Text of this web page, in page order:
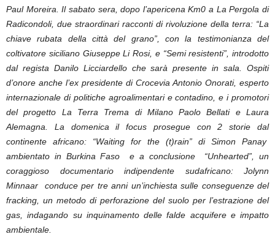
Paul Moreira. Il sabato sera, dopo l’apericena Km0 a La Pergola di
Radicondoli, due straordinari racconti di rivoluzione della terra: “La
chiave rubata della città del grano”, con la testimonianza del
coltivatore siciliano Giuseppe Li Rosi, e “Semi resistenti”, introdotto
dal regista Danilo Licciardello che sarà presente in sala. Ospiti
d’onore anche l’ex presidente di Crocevia Antonio Onorati, esperto
internazionale di politiche agroalimentari e contadino, e i promotori
del progetto La Terra Trema di Milano Paolo Bellati e Laura
Alemagna. La domenica il focus prosegue con 2 storie dal
continente africano: “Waiting for the (t)rain” di Simon Panay
ambientato in Burkina Faso e a conclusione “Unhearted”, un
coraggioso documentario indipendente sudafricano: Jolynn
Minnaar conduce per tre anni un’inchiesta sulle conseguenze del
fracking, un metodo di perforazione del suolo per l’estrazione del
gas, indagando su inquinamento delle falde acquifere e impatto
ambientale.